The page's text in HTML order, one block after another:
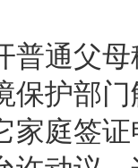
普通父
保护部
家庭签